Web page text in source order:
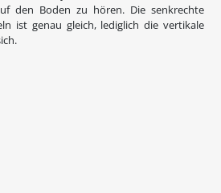
den Boden zu hören. Die senkrechte
ist genau gleich, lediglich die vertikale